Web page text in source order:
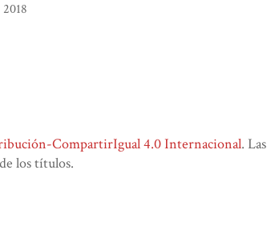
2018
CompartirIgual 4.0 Internacional. Las
los títulos.